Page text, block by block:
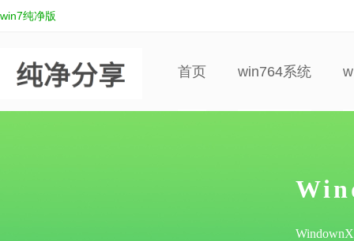
win7纯净版
首页 win764系统